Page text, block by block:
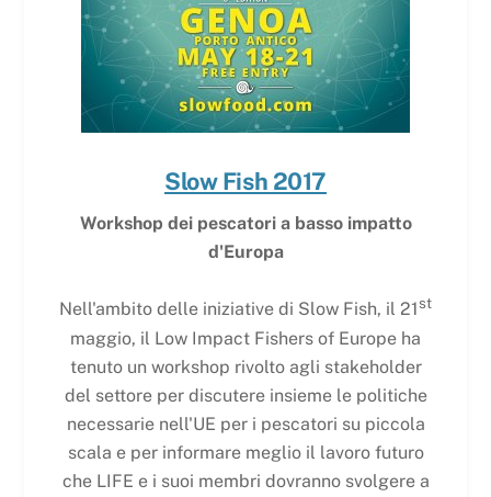
Slow Fish 2017
Workshop dei pescatori a basso impatto
d'Europa
Nell'ambito delle iniziative di Slow Fish, il 21st
maggio, il Low Impact Fishers of Europe ha
tenuto un workshop rivolto agli stakeholder
del settore per discutere insieme le politiche
necessarie nell'UE per i pescatori su piccola
scala e per informare meglio il lavoro futuro
che LIFE e i suoi membri dovranno svolgere a